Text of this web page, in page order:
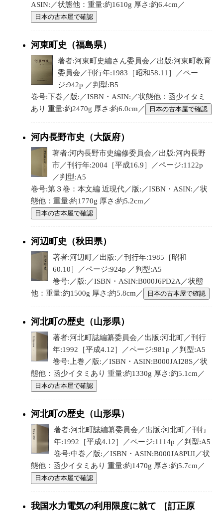
ASIN:／状態他：重量:約1610g 厚さ:約6.4cm／
日本の古本屋で確認
河東町史（福島県）
著者:河東町史編さん委員会／出版:河東町教育
委員会／刊行年:1983［昭和58.11］／ペー
ジ:942p ／判型:B5
巻号:下巻／版:／ISBN・ASIN:／状態他：函少イタミ
あり 重量:約2470g 厚さ:約6.0cm／
日本の古本屋で確認
河内長野市史（大阪府）
著者:河内長野市史編修委員会／出版:河内長野
市／刊行年:2004［平成16.9］／ページ:1122p
／判型:A5
巻号:第３巻：本文編 近現代／版:／ISBN・ASIN:／状
態他：重量:約1770g 厚さ:約5.2cm／
日本の古本屋で確認
河辺町史（秋田県）
著者:河辺町／出版:／刊行年:1985［昭和
60.10］／ページ:924p ／判型:A5
巻号:／版:／ISBN・ASIN:B000J6PD2A／状態
他：重量:約1500g 厚さ:約5.8cm／
日本の古本屋で確認
河北町の歴史（山形県）
著者:河北町誌編纂委員会／出版:河北町／刊行
年:1992［平成4.12］／ページ:981p ／判型:A5
巻号:上巻／版:／ISBN・ASIN:B000JAI28S／状
態他：函少イタミあり 重量:約1330g 厚さ:約5.1cm／
日本の古本屋で確認
河北町の歴史（山形県）
著者:河北町誌編纂委員会／出版:河北町／刊行
年:1992［平成4.12］／ページ:1114p ／判型:A5
巻号:中巻／版:／ISBN・ASIN:B000JA8PUI／状
態他：函少イタミあり 重量:約1470g 厚さ:約5.7cm／
日本の古本屋で確認
我国水力電気の利用限度に就て ［訂正原